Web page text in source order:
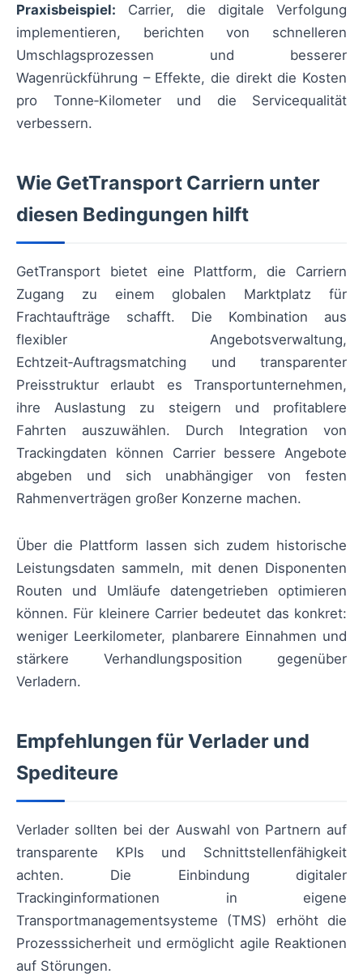
Praxisbeispiel: Carrier, die digitale Verfolgung
implementieren, berichten von schnelleren
Umschlagsprozessen und besserer
Wagenrückführung – Effekte, die direkt die Kosten
pro Tonne‑Kilometer und die Servicequalität
verbessern.
Wie GetTransport Carriern unter
diesen Bedingungen hilft
GetTransport bietet eine Plattform, die Carriern
Zugang zu einem globalen Marktplatz für
Frachtaufträge schafft. Die Kombination aus
flexibler Angebotsverwaltung,
Echtzeit‑Auftragsmatching und transparenter
Preisstruktur erlaubt es Transportunternehmen,
ihre Auslastung zu steigern und profitablere
Fahrten auszuwählen. Durch Integration von
Trackingdaten können Carrier bessere Angebote
abgeben und sich unabhängiger von festen
Rahmenverträgen großer Konzerne machen.
Über die Plattform lassen sich zudem historische
Leistungsdaten sammeln, mit denen Disponenten
Routen und Umläufe datengetrieben optimieren
können. Für kleinere Carrier bedeutet das konkret:
weniger Leerkilometer, planbarere Einnahmen und
stärkere Verhandlungsposition gegenüber
Verladern.
Empfehlungen für Verlader und
Spediteure
Verlader sollten bei der Auswahl von Partnern auf
transparente KPIs und Schnittstellenfähigkeit
achten. Die Einbindung digitaler
Trackinginformationen in eigene
Transportmanagementsysteme (TMS) erhöht die
Prozesssicherheit und ermöglicht agile Reaktionen
auf Störungen.